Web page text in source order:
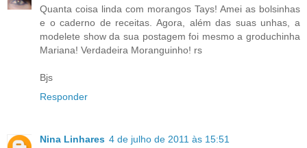
Quanta coisa linda com morangos Tays! Amei as bolsinhas
e o caderno de receitas. Agora, além das suas unhas, a
modelete show da sua postagem foi mesmo a groduchinha
Mariana! Verdadeira Moranguinho! rs
Bjs
Responder
Nina Linhares 4 de julho de 2011 às 15:51